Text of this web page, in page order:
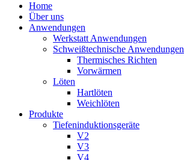
Home
Über uns
Anwendungen
Werkstatt Anwendungen
Schweißtechnische Anwendungen
Thermisches Richten
Vorwärmen
Löten
Hartlöten
Weichlöten
Produkte
Tiefeninduktionsgeräte
V2
V3
V4